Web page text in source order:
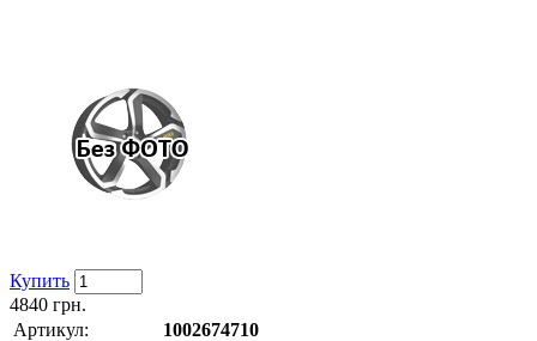
Купить
4840 грн.
Артикул:
1002674710